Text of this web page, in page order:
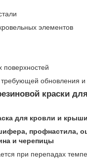
элементов
поверхностей
требующей обновления
краски
для кровли и крыши
профнастила,
и черепицы
при перепадах